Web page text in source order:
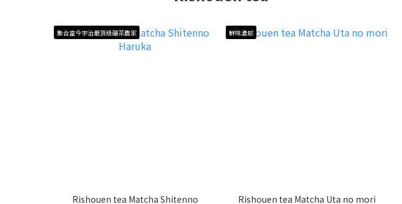
集合當今宇治最頂級碾茶農家
Rishouen tea Matcha Shitenno
鮮味濃郁
Rishouen tea Matcha Uta no mori